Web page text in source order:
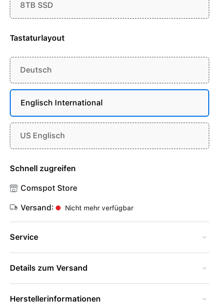
8TB SSD
Tastaturlayout
Deutsch
Englisch International
US Englisch
Schnell zugreifen
Comspot Store
Versand: Nicht mehr verfügbar
Service
Details zum Versand
Herstellerinformationen